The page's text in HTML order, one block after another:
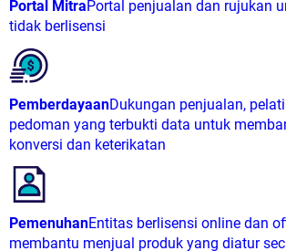
Portal MitraPortal penjualan dan rujukan
tidak berlisensi
PemberdayaanDukungan penjualan,
pedoman yang terbukti data untuk
konversi dan keterikatan
PemenuhanEntitas berlisensi online dan
membantu menjual produk yang diatur